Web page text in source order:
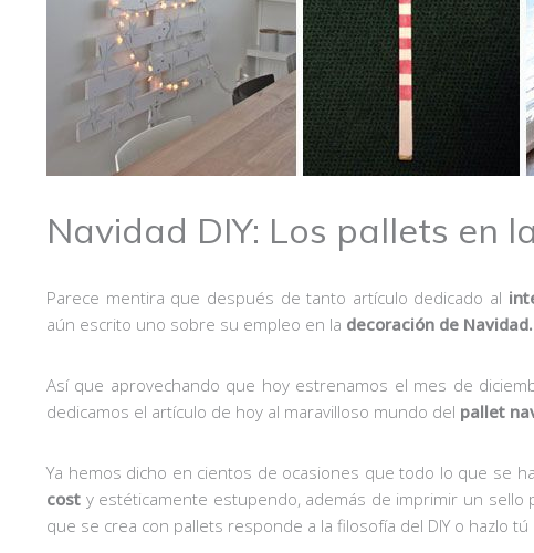
Navidad DIY: Los pallets en
Parece mentira que después de tanto artículo dedicado al
aún escrito uno sobre su empleo en la decoración de Navidad.
Así que aprovechando que hoy estrenamos el mes de
dedicamos el artículo de hoy al maravilloso mundo del pallet
Ya hemos dicho en cientos de ocasiones que todo lo que se
cost y estéticamente estupendo, además de imprimir un
que se crea con pallets responde a la filosofía del DIY o hazlo tú